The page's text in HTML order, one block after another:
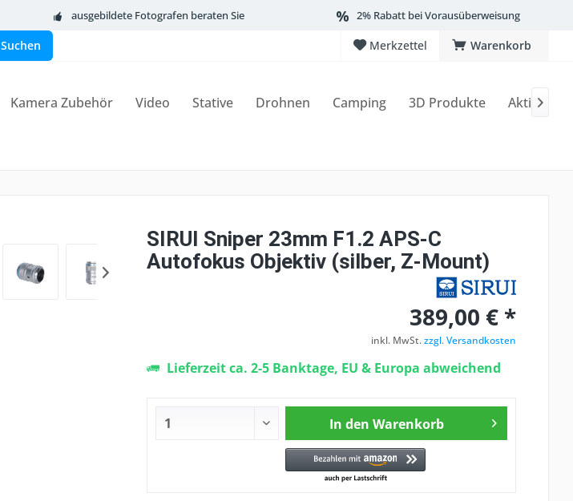
ausgebildete Fotografen beraten Sie 2% Rabatt bei Vorausüberweisung
Warenkorb
Merkzettel
Suchen
Kamera Zubehör Video Stative Drohnen Camping 3D Produkte Aktionen

SIRUI Sniper 23mm F1.2 APS-C
Autofokus Objektiv (silber, Z-Mount)
389,00 € *
inkl. MwSt.zzgl. Versandkosten
Lieferzeit ca. 2-5 Banktage, EU & Europa abweichend
In den Warenkorb